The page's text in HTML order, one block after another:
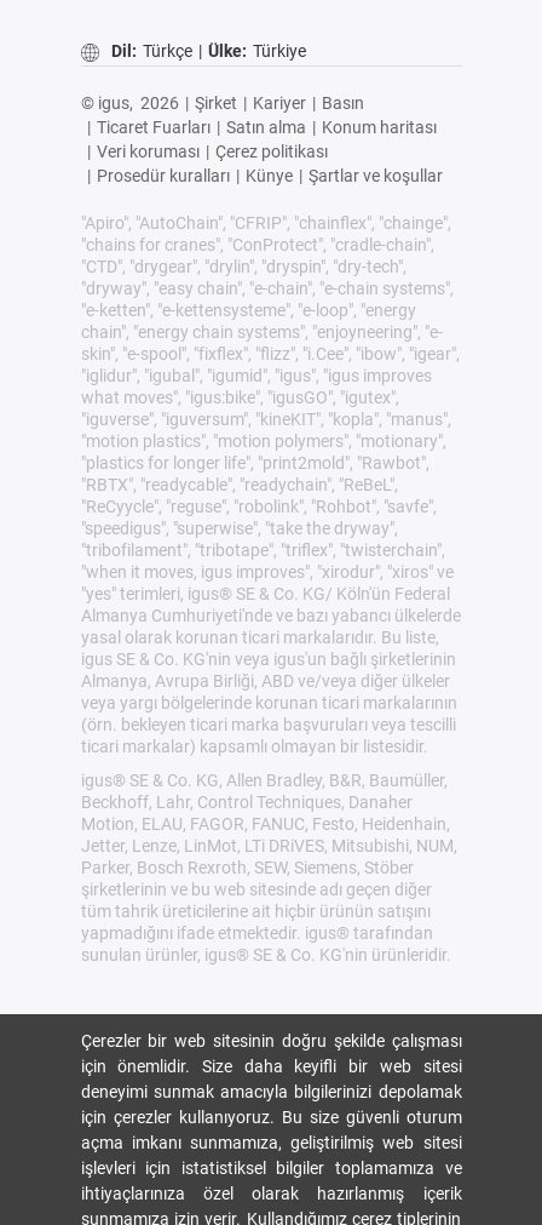
Dil: Türkçe | Ülke: Türkiye
© igus, 2026 | Şirket | Kariyer | Basın
| Ticaret Fuarları | Satın alma | Konum haritası
| Veri koruması | Çerez politikası
| Prosedür kuralları | Künye | Şartlar ve koşullar
"Apiro", "AutoChain", "CFRIP", "chainflex", "chainge",
"chains for cranes", "ConProtect", "cradle-chain",
"CTD", "drygear", "drylin", "dryspin", "dry-tech",
"dryway", "easy chain", "e-chain", "e-chain systems",
"e-ketten", "e-kettensysteme", "e-loop", "energy
chain", "energy chain systems", "enjoyneering", "e-
skin", "e-spool", "fixflex", "flizz", "i.Cee", "ibow", "igear",
"iglidur", "igubal", "igumid", "igus", "igus improves
what moves", "igus:bike", "igusGO", "igutex",
"iguverse", "iguversum", "kineKIT", "kopla", "manus",
"motion plastics", "motion polymers", "motionary",
"plastics for longer life", "print2mold", "Rawbot",
"RBTX", "readycable", "readychain", "ReBeL",
"ReCyycle", "reguse", "robolink", "Rohbot", "savfe",
"speedigus", "superwise", "take the dryway",
"tribofilament", "tribotape", "triflex", "twisterchain",
"when it moves, igus improves", "xirodur", "xiros" ve
"yes" terimleri, igus® SE & Co. KG/ Köln'ün Federal
Almanya Cumhuriyeti'nde ve bazı yabancı ülkelerde
yasal olarak korunan ticari markalarıdır. Bu liste,
igus SE & Co. KG'nin veya igus'un bağlı şirketlerinin
Almanya, Avrupa Birliği, ABD ve/veya diğer ülkeler
veya yargı bölgelerinde korunan ticari markalarının
(örn. bekleyen ticari marka başvuruları veya tescilli
ticari markalar) kapsamlı olmayan bir listesidir.
igus® SE & Co. KG, Allen Bradley, B&R, Baumüller,
Beckhoff, Lahr, Control Techniques, Danaher
Motion, ELAU, FAGOR, FANUC, Festo, Heidenhain,
Jetter, Lenze, LinMot, LTi DRiVES, Mitsubishi, NUM,
Parker, Bosch Rexroth, SEW, Siemens, Stöber
şirketlerinin ve bu web sitesinde adı geçen diğer
tüm tahrik üreticilerine ait hiçbir ürünün satışını
yapmadığını ifade etmektedir. igus® tarafından
sunulan ürünler, igus® SE & Co. KG'nin ürünleridir.
Çerezler bir web sitesinin doğru şekilde çalışması
için önemlidir. Size daha keyifli bir web sitesi
deneyimi sunmak amacıyla bilgilerinizi depolamak
için çerezler kullanıyoruz. Bu size güvenli oturum
açma imkanı sunmamıza, geliştirilmiş web sitesi
işlevleri için istatistiksel bilgiler toplamamıza ve
ihtiyaçlarınıza özel olarak hazırlanmış içerik
sunmamıza izin verir. Kullandığımız çerez tiplerinin